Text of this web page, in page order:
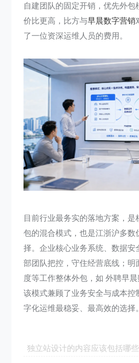
自建团队的固定开销，优先外包
价比更高，比方与早晨数字营销
了一位资深运维人员的费用。
目前行业最务实的落地方案，
包的混合模式，也是江浙沪多数
择。企业核心业务系统、数据安
部团队把控，守住经营底线；明
度等工作整体外包，如 外聘早晨
该模式兼顾了业务安全与成本控
字化运维最稳妥、最高效的选择。
独立站设计的内容应该包括哪